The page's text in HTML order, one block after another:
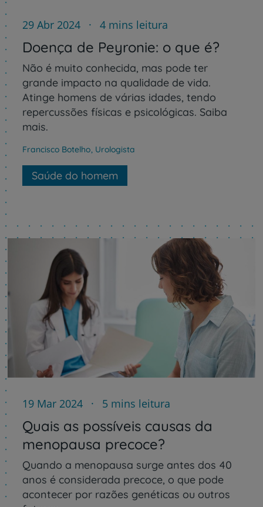
29 Abr 2024 4 mins leitura
Doença de Peyronie: o que é?
Não é muito conhecida, mas pode ter
grande impacto na qualidade de vida.
Atinge homens de várias idades, tendo
repercussões físicas e psicológicas. Saiba
mais.
Francisco Botelho, Urologista
Saúde do homem
19 Mar 2024 5 mins leitura
Quais as possíveis causas da
menopausa precoce?
Quando a menopausa surge antes dos 40
anos é considerada precoce, o que pode
acontecer por razões genéticas ou outros